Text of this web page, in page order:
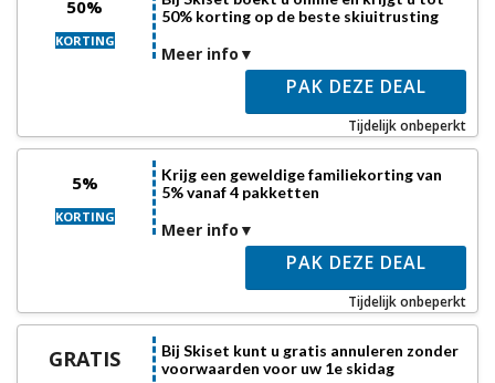
50%
KORTING
50% korting op de beste skiuitrusting
Meer info
PAK DEZE DEAL
Tijdelijk onbeperkt
5%
KORTING
Krijg een geweldige familiekorting van
5% vanaf 4 pakketten
Meer info
PAK DEZE DEAL
Tijdelijk onbeperkt
GRATIS
Bij Skiset kunt u gratis annuleren zonder
voorwaarden voor uw 1e skidag